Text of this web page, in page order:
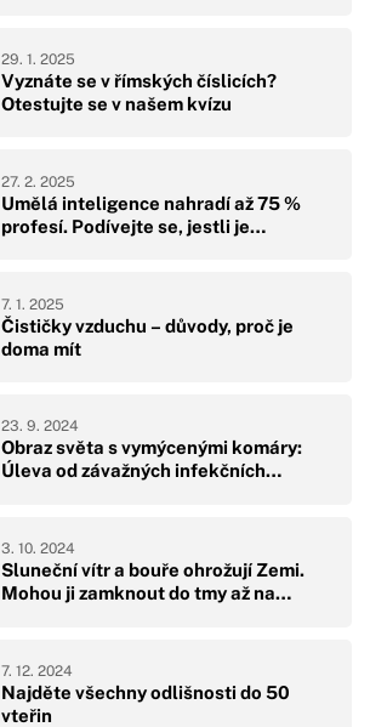
Vyznáte se v římských číslicích?
Otestujte se v našem kvízu
29. 1. 2025
Umělá inteligence nahradí až 75 %
profesí. Podívejte se, jestli je…
27. 2. 2025
Čističky vzduchu – důvody, proč je
doma mít
7. 1. 2025
Obraz světa s vymýcenými komáry:
Úleva od závažných infekčních…
23. 9. 2024
Sluneční vítr a bouře ohrožují Zemi.
Mohou ji zamknout do tmy až na…
3. 10. 2024
Najděte všechny odlišnosti do 50
vteřin
7. 12. 2024